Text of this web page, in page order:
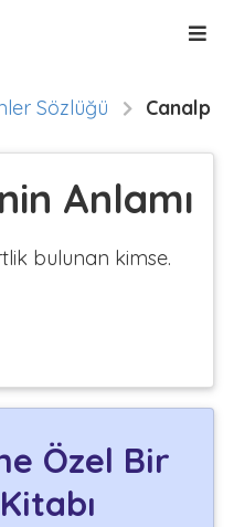
Sözlüğü Canalp
Anlamı
bulunan kimse.
Özel Bir